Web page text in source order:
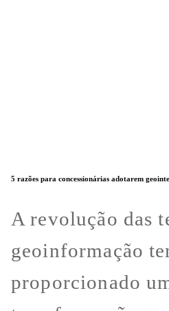
5 razões para concessionárias adotarem
A revolução das
geoinformação
proporcionado